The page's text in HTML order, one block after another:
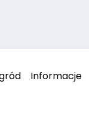
Informacje